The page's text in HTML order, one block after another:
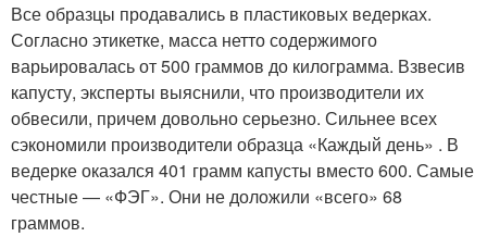
Все образцы продавались в пластиковых ведерках.
Согласно этикетке, масса нетто содержимого
варьировалась от 500 граммов до килограмма. Взвесив
капусту, эксперты выяснили, что производители их
обвесили, причем довольно серьезно. Сильнее всех
сэкономили производители образца «Каждый день» . В
ведерке оказался 401 грамм капусты вместо 600. Самые
честные — «ФЭГ». Они не доложили «всего» 68
граммов.